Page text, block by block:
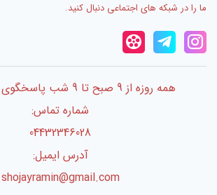
ما را در شبکه های اجتماعی دنبال کنید.
همه روزه از 9 صبح تا 9 شب پاسخگوی شما هستیم
شماره تماس:
04432346028
آدرس ایمیل:
shojayramin@gmail.com